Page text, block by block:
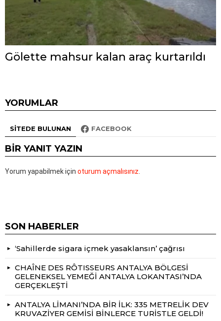
Gölette mahsur kalan araç kurtarıldı
YORUMLAR
SITEDE BULUNAN FACEBOOK
BIR YANIT YAZIN
Yorum yapabilmek için oturum açmalısınız
SON HABERLER
‘Sahillerde sigara içmek yasaklansın’ çağrısı
CHAÎNE DES RÔTISSEURS ANTALYA BÖLGESİ
GELENEKSEL YEMEĞİ ANTALYA LOKANTASI’NDA
GERÇEKLEŞTİ
ANTALYA LİMANI’NDA BİR İLK: 335 METRELİK DEV
KRUVAZİYER GEMİSİ BİNLERCE TURİSTLE GELDİ!